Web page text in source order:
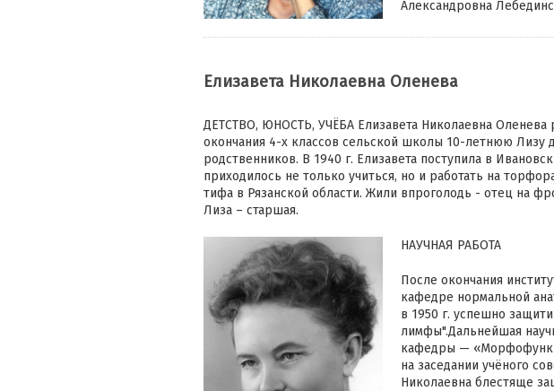
Александровна
Елизавета Николаевна Оленева
ДЕТСТВО, ЮНОСТЬ, УЧЁБА Елизавета Николаевна Оленева
окончания 4-х классов сельской школы 10-летнюю
родственников. В 1940 г. Елизавета поступила в
приходилось не только учиться, но и работать на
тифа в Рязанской области. Жили впроголодь - отец на
Лиза – старшая.
НАУЧНАЯ РАБОТА
После окончания
кафедре нормальной
в 1950 г. успешно
лимфы".Дальнейшая
кафедры —
на заседании учёного
Николаевна блестяще